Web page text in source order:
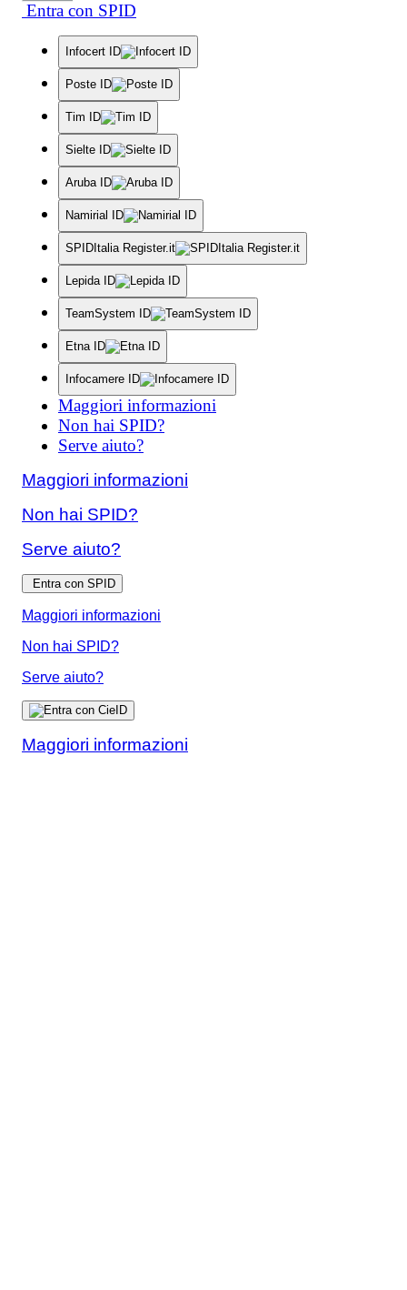
Entra con SPID
Infocert ID
Poste ID
Tim ID
Sielte ID
Aruba ID
Namirial ID
SPIDItalia Register.it
Lepida ID
TeamSystem ID
Etna ID
Infocamere ID
Maggiori informazioni
Non hai SPID?
Serve aiuto?
Maggiori informazioni
Non hai SPID?
Serve aiuto?
Entra con SPID
Maggiori informazioni
Non hai SPID?
Serve aiuto?
Maggiori informazioni